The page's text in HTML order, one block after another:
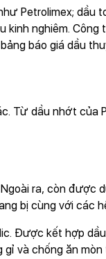
Petrolimex; dầu
kinh nghiêm.
báo giá dầu
Từ dầu nhớt của
ra, còn được
bị cùng với các
Được kết hợp
và chống ăn mòn